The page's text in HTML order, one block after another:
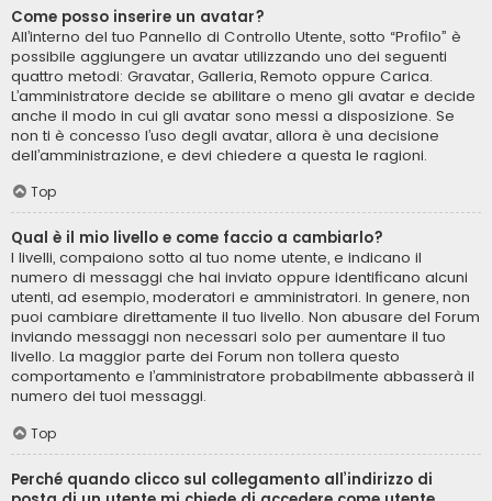
Come posso inserire un avatar?
All’interno del tuo Pannello di Controllo Utente, sotto “Profilo” è
possibile aggiungere un avatar utilizzando uno dei seguenti
quattro metodi: Gravatar, Galleria, Remoto oppure Carica.
L’amministratore decide se abilitare o meno gli avatar e decide
anche il modo in cui gli avatar sono messi a disposizione. Se
non ti è concesso l’uso degli avatar, allora è una decisione
dell’amministrazione, e devi chiedere a questa le ragioni.
Top
Qual è il mio livello e come faccio a cambiarlo?
I livelli, compaiono sotto al tuo nome utente, e indicano il
numero di messaggi che hai inviato oppure identificano alcuni
utenti, ad esempio, moderatori e amministratori. In genere, non
puoi cambiare direttamente il tuo livello. Non abusare del Forum
inviando messaggi non necessari solo per aumentare il tuo
livello. La maggior parte dei Forum non tollera questo
comportamento e l’amministratore probabilmente abbasserà il
numero dei tuoi messaggi.
Top
Perché quando clicco sul collegamento all’indirizzo di